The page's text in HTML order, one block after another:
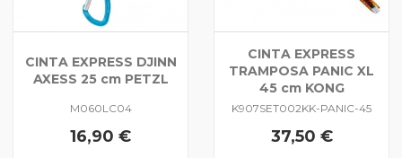
CINTA EXPRESS DJINN
AXESS 25 cm PETZL
M060LC04
16,90 €
CINTA EXPRESS
TRAMPOSA PANIC XL
45 cm KONG
K907SET002KK-PANIC-45
37,50 €